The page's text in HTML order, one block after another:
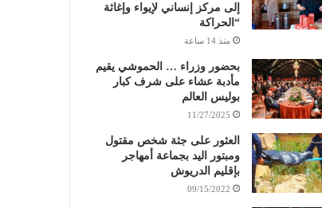
إلى مركز إنساني لإيواء وإغاثة
“الحراكة
منذ 14 ساعة
بحضور وزراء … الحموشي يقيم
مأدبة عشاء على شرف كبار
بوليس العالم
11/27/2025
العثور على جثة شخص مقتول
ومبتور اليد بجماعة أمهاجر
بإقليم الدريوش
09/15/2022